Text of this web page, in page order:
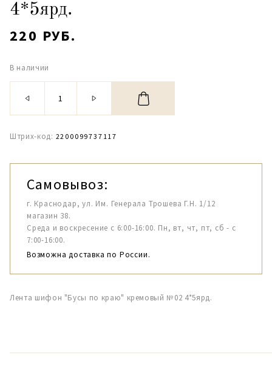
4*5ярд.
220 РУБ.
В наличии
Штрих-код: 2200099737117
Самовывоз:
г. Краснодар, ул. Им. Генерала Трошева Г.Н. 1/12
магазин 38.
Среда и воскресение с 6:00-16:00. Пн, вт, чт, пт, сб - с
7:00-16:00.
Возможна доставка по России.
Лента шифон "Бусы по краю" кремовый №02 4*5ярд.